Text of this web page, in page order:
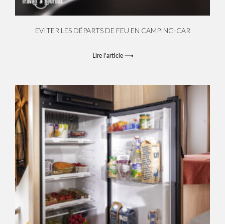
EVITER LES DÉPARTS DE FEU EN CAMPING-CAR
Lire l'article ⟶